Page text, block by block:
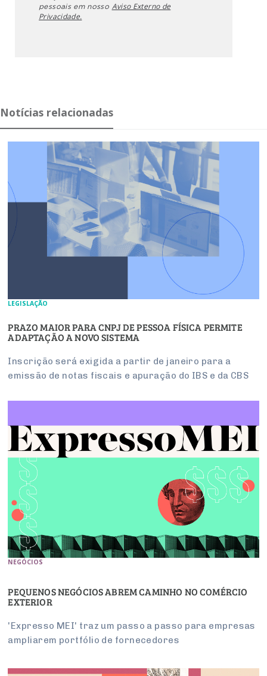
pessoais em nosso Aviso Externo de
Privacidade.
Notícias relacionadas
LEGISLAÇÃO
PRAZO MAIOR PARA CNPJ DE PESSOA FÍSICA PERMITE
ADAPTAÇÃO A NOVO SISTEMA
Inscrição será exigida a partir de janeiro para a
emissão de notas fiscais e apuração do IBS e da CBS
NEGÓCIOS
PEQUENOS NEGÓCIOS ABREM CAMINHO NO COMÉRCIO
EXTERIOR
'Expresso MEI' traz um passo a passo para empresas
ampliarem portfólio de fornecedores